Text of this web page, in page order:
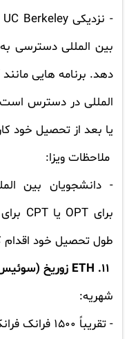
- نزدیکی UC Berkeley
بین المللی دسترسی به
دهد. برنامه هایی مانند
المللی در دسترس است
یا بعد از تحصیل خود
ملاحظات ویزا:
- دانشجویان بین
برای OPT یا CPT
طول تحصیل خود اقدام
11.
ETH زوریخ
شهریه:
- تقریباً 1500 فرانک فرانک در سال.